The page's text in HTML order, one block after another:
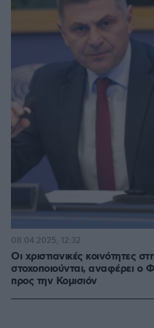
Οι χριστιανικές κοινότητες
στοχοποιούνται, αναφέρει
προς την Κομισιόν
08.04.2025, 12:32